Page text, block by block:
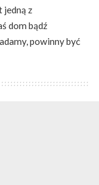
jedną z
dom bądź
powinny być